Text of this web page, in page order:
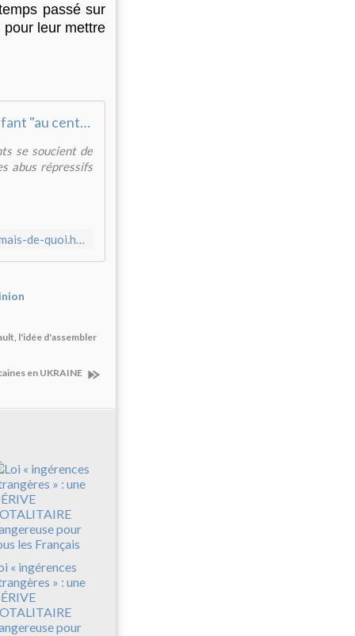
passé sur
pour leur mettre
L'enfant "au centre" mais de quoi ? - Réveil Communiste
se soucient de
abus répressifs
https://www.reveilcommuniste.fr/2024/11/l-enfant-au-centre-mais-de-quoi.html
l'idée d'assembler
en UKRAINE
« ingérences
» : une
pour